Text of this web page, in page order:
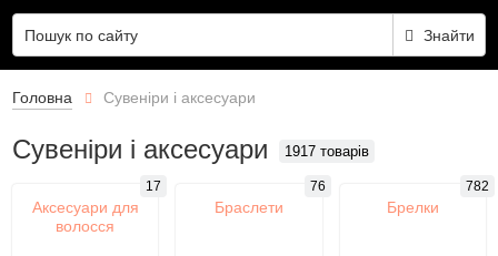
Знайти
Головна Сувеніри і аксесуари
Сувеніри і аксесуари 1917 товарів
Аксесуари для
волосся
17
Браслети
76
Брелки
782